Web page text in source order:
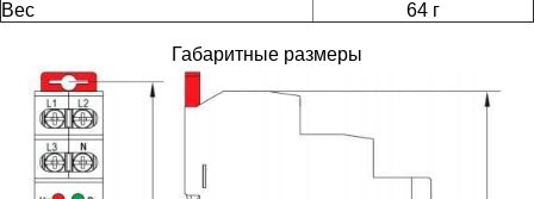
Вес 64 г
Габаритные размеры